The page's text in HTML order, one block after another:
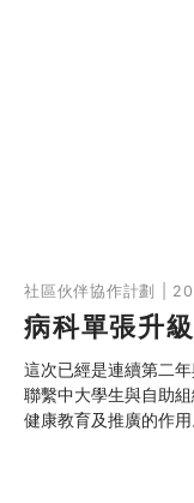
社區伙伴協作計劃 |
病科單張升
這次已經是連續第二
聯繫中大學生與自助
健康教育及推廣的作用